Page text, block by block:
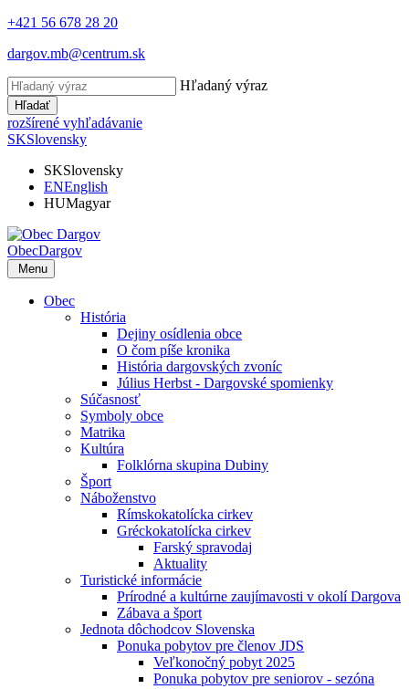
+421 56 678 28 20
dargov.mb@centrum.sk
Hľadaný výraz
Hľadať
rozšírené vyhľadávanie
SKSlovensky
SKSlovensky
ENEnglish
HUMagyar
ObecDargov
Menu
Obec
História
Dejiny osídlenia obce
O čom píše kronika
História dargovských zvoníc
Július Herbst - Dargovské spomienky
Súčasnosť
Symboly obce
Matrika
Kultúra
Folklórna skupina Dubiny
Šport
Náboženstvo
Rímskokatolícka cirkev
Gréckokatolícka cirkev
Farský spravodaj
Aktuality
Turistické informácie
Prírodné a kultúrne zaujímavosti v okolí Dargova
Zábava a šport
Jednota dôchodcov Slovenska
Ponuka pobytov pre členov JDS
Veľkonočný pobyt 2025
Ponuka pobytov pre seniorov - sezóna